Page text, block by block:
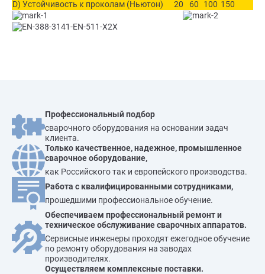
D) Устойчивость к проколам (Ньютон)
20 60 100 150
Профессиональный подбор
сварочного оборудования на основании задач
клиента.
Только качественное, надежное, промышленное
сварочное оборудование,
как Российского так и европейского производства.
Работа с квалифицированными сотрудниками,
прошедшими профессиональное обучение.
Обеспечиваем профессиональный ремонт и
техническое обслуживание сварочных аппаратов.
Сервисные инженеры проходят ежегодное обучение
по ремонту оборудования на заводах
производителях.
Осуществляем комплексные поставки.